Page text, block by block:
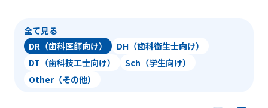
全て見る
DR（歯科医師向け）
DH（歯科衛生士向け）
DT（歯科技工士向け）
Sch（学生向け）
Other（その他）